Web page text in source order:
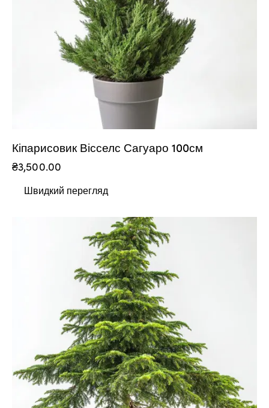
Кіпарисовик Вісселс Сагуаро 100см
₴3,500.00
Швидкий перегляд